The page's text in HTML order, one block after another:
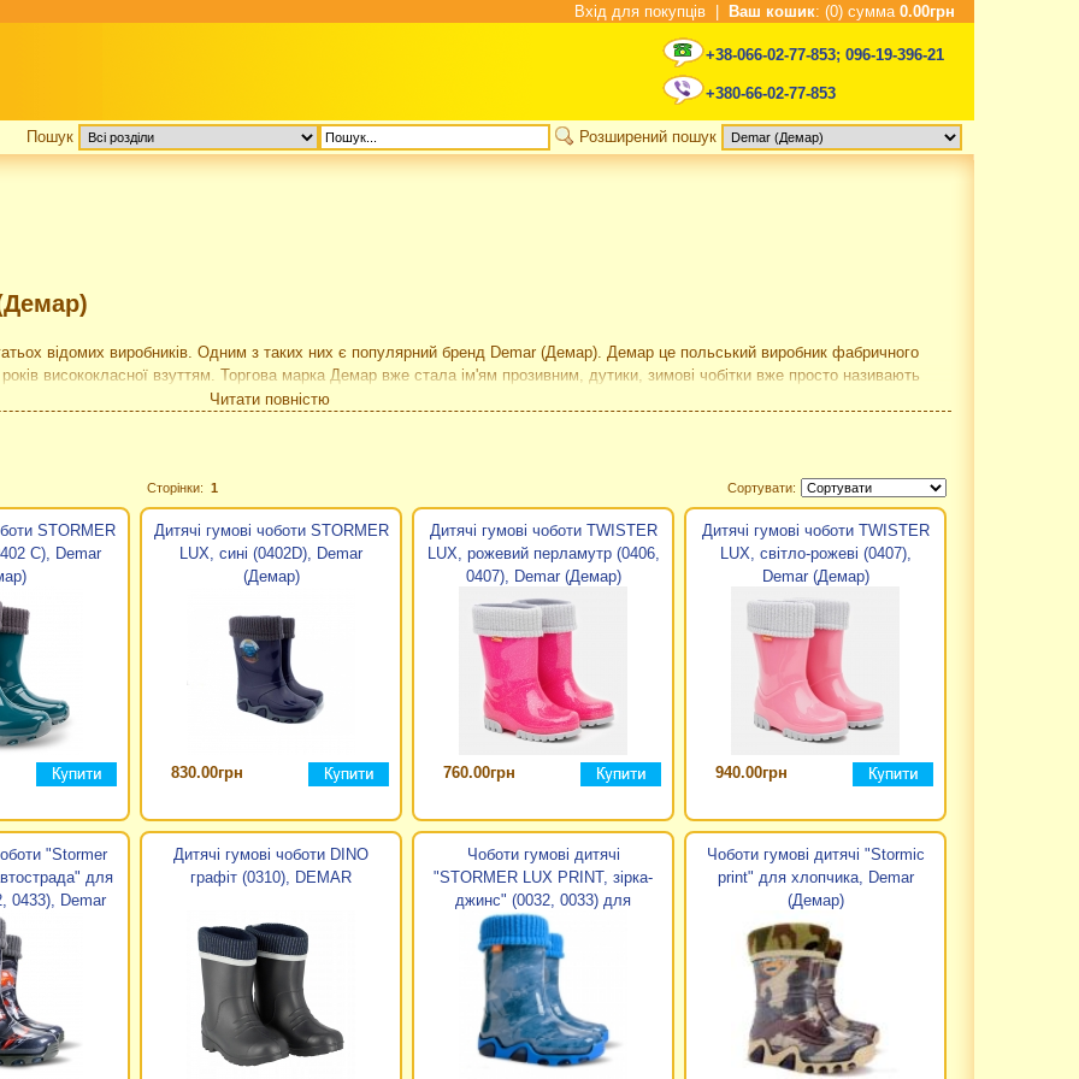
Вхід для покупців Ваш кошик: (0) сумма 0.00грн
+38-066-02-77-853; 096-19-396-21
+380-66-02-77-853
Пошук Розширений пошук
відомих виробників. Одним з таких них є популярний бренд Demar (Демар). Демар це польський виробник фабричного
висококласної взуттям. Торгова марка Демар вже стала ім'ям прозивним, дутики, зимові чобітки вже просто називають
Демара можна назвати вартість. У каталозі нашого сайту представлено безліч моделей дитячого взуття Demar за дуже
дизайном, високою якістю, надійністю і, звичайно ж, ціною. Колекції щороку поповнюються новими моделями, в них
тканини і технології виробництва. Популярність дитячого взуття Демар давно розійшлася за межі Польщі, в демаріках із
країн зі схожим кліматом.
чобіт працюють французькі, англійські та італійські дизайнери і модельєри. Незважаючи на те, що дизайн і забарвлення
завжди незмінно.
термопластичної гуми і має антиковзну, гофровану поверхню, що дає дитині додаткову стійкість під час ожеледиці. Підошва
експлуатації взуття залежить саме від якості підошви. Підошва взуття Demar виготовляється з TPR (Thermo Plastic
демаровскіх дутиков відливається з урахуванням ергономічних особливостей в 3-D пресових формах. ТПР можна назвати
морозостійка і має високий коефіцієнт зносу, відмінну амортизацію. Монолітний зовнішній шар підошви ТПР гарантує
як зимові дутики розраховані на носку при температурі від 0 до -30, це і не потрібно. Як утеплювач виробник дитячого
матеріалів забезпечують природний рух повітря і правильний теплообмін, нога дитини не мерзне і не потіє. Для
використовувати водовідштовхувальні засоби по догляду за взуттям.
Кроха рекомендує зупинити свій вибір на зимових дутики Демар.
малюкові, так як дутики відмінно захистять від морозів до -30С і збережуть ніжки сухими в сиру і дощову погоду. Дитячі
повнотою ніжки і будь-яким піднесенням. Невелика вага Демар припаде до душі крихтах, які недавно стали робити перші
Зимові сноубутси Демар Харків подарують малюкам можливість весело проводити час за грою, не відчуваючи втоми і
Читати повністю
Сторінки: 1 Сортувати:
STORMER
С), Demar
Дитячі гумові чоботи STORMER
LUX, сині (0402D), Demar
(Демар)
830.00грн
Дитячі гумові чоботи TWISTER
LUX, рожевий перламутр (0406,
0407), Demar (Демар)
760.00грн
Дитячі гумові чоботи TWISTER
LUX, світло-рожеві (0407),
Demar (Демар)
940.00грн
"Stormer
для
0433), Demar
Дитячі гумові чоботи DINO
графіт (0310), DEMAR
Чоботи гумові дитячі
"STORMER LUX PRINT, зірка-
джинс" (0032, 0033) для
хлопчика, Demar (Демар)
Чоботи гумові дитячі "Stormic
print" для хлопчика, Demar
(Демар)